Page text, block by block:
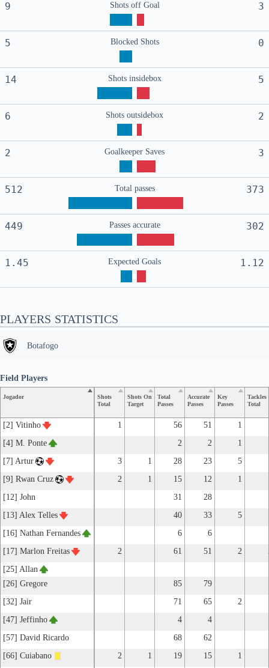
9 Shots off Goal 3
5 Blocked Shots 0
14 Shots insidebox 5
6 Shots outsidebox 2
2 Goalkeeper Saves 3
512 Total passes 373
449 Passes accurate 302
1.45 Expected Goals 1.12
PLAYERS STATISTICS
Botafogo
Jogador
Shots
Total
Shots On
Target
Total
Passes
Accurate
Passes
Key
Passes
Tackles
Total
[2] Vitinho 1 56 51
1
[4] M. Ponte
2 2
1
[7] Artur
3 1 28 23 5
[9] Rwan Cruz
2 1 15 12 1
[12] John
31
28
[13] Alex Telles
40 33
5
[16] Nathan Fernandes
6 6
[17] Marlon Freitas
2 61 51 2
[25] Allan
[26] Gregore
85
79
[32] Jair
71 65
2
[47] Jeffinho
4
4
[57] David Ricardo
68
62
[66] Cuiabano
2 1 19 15 1
Field Players